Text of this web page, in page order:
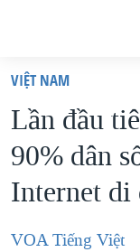
truy
cập
Tới
nội
chính
VIỆT NAM
HOA KỲ
BIỂN ĐÔNG
THẾ GIỚI
VIỆT NAM
Lần đầu
90% dân
Internet di
VOA Tiếng Việt